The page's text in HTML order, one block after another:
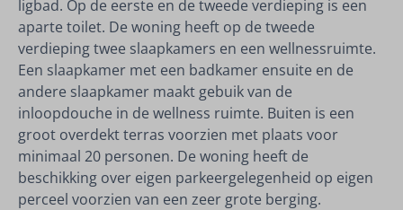
ligbad. Op de eerste en de tweede verdieping is een
aparte toilet. De woning heeft op de tweede
verdieping twee slaapkamers en een wellnessruimte.
Een slaapkamer met een badkamer ensuite en de
andere slaapkamer maakt gebuik van de
inloopdouche in de wellness ruimte. Buiten is een
groot overdekt terras voorzien met plaats voor
minimaal 20 personen. De woning heeft de
beschikking over eigen parkeergelegenheid op eigen
perceel voorzien van een zeer grote berging.